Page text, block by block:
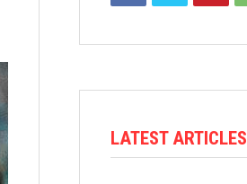
LATEST ARTICLES